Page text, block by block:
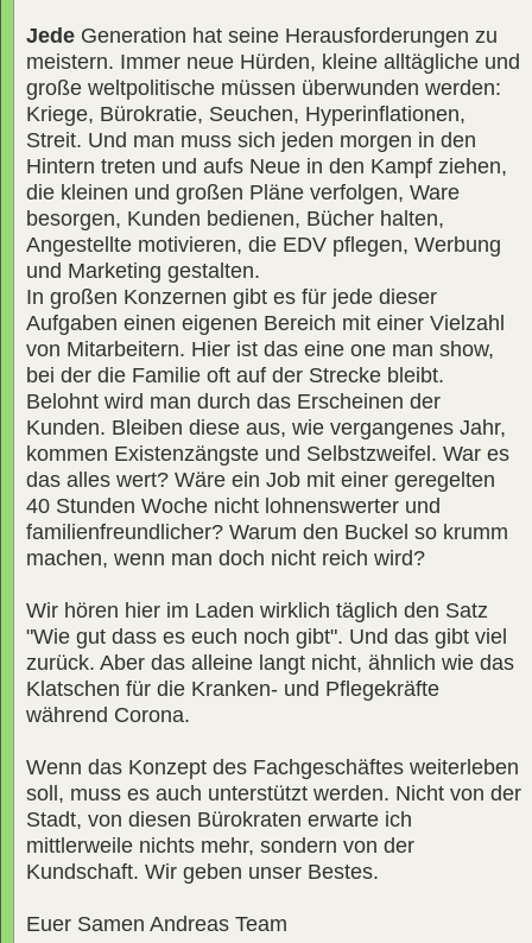
Jede Generation hat seine Herausforderungen zu
meistern. Immer neue Hürden, kleine alltägliche und
große weltpolitische müssen überwunden werden:
Kriege, Bürokratie, Seuchen, Hyperinflationen,
Streit. Und man muss sich jeden morgen in den
Hintern treten und aufs Neue in den Kampf ziehen,
die kleinen und großen Pläne verfolgen, Ware
besorgen, Kunden bedienen, Bücher halten,
Angestellte motivieren, die EDV pflegen, Werbung
und Marketing gestalten.
In großen Konzernen gibt es für jede dieser
Aufgaben einen eigenen Bereich mit einer Vielzahl
von Mitarbeitern. Hier ist das eine one man show,
bei der die Familie oft auf der Strecke bleibt.
Belohnt wird man durch das Erscheinen der
Kunden. Bleiben diese aus, wie vergangenes Jahr,
kommen Existenzängste und Selbstzweifel. War es
das alles wert? Wäre ein Job mit einer geregelten
40 Stunden Woche nicht lohnenswerter und
familienfreundlicher? Warum den Buckel so krumm
machen, wenn man doch nicht reich wird?
Wir hören hier im Laden wirklich täglich den Satz
"Wie gut dass es euch noch gibt". Und das gibt viel
zurück. Aber das alleine langt nicht, ähnlich wie das
Klatschen für die Kranken- und Pflegekräfte
während Corona.
Wenn das Konzept des Fachgeschäftes weiterleben
soll, muss es auch unterstützt werden. Nicht von der
Stadt, von diesen Bürokraten erwarte ich
mittlerweile nichts mehr, sondern von der
Kundschaft. Wir geben unser Bestes.
Euer Samen Andreas Team